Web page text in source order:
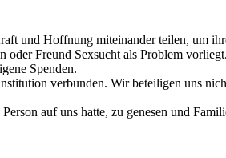
und Hoffnung miteinander teilen, um
oder Freund Sexsucht als Problem vorliegt.
Spenden.
verbunden. Wir beteiligen uns
auf uns hatte, zu genesen und